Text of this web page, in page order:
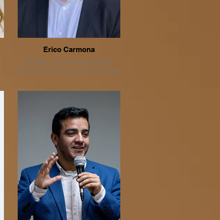
Erico Carmona
Doctor en Ciencias UNAP,
Ambientales por la Universidad
Autónoma de Barcelona,
Naturales Renovables (FAREN)
de la Universidad Arturo Prat.
Director del Laboratorio de
Bionanomateriales de la
FAREN, y del Proyecto Anillos
Regulares de Tecnología 2025.